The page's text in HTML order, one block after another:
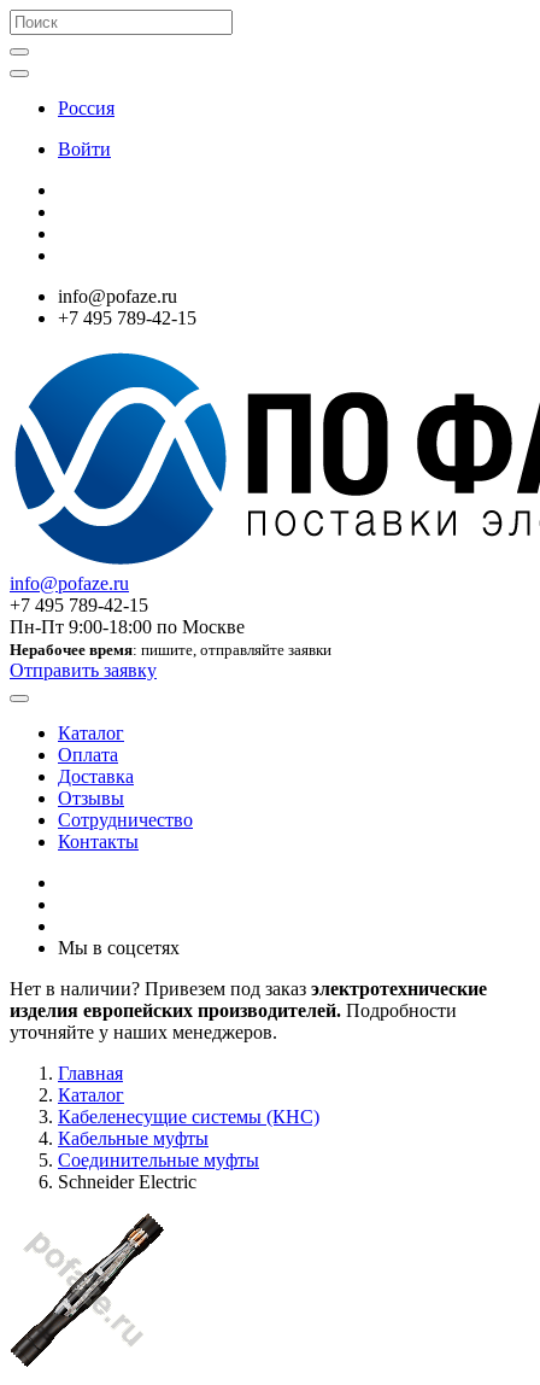
Россия
Войти
info@pofaze.ru
+7 495 789-42-15
info@pofaze.ru
+7 495 789-42-15
Пн-Пт 9:00-18:00 по Москве
Нерабочее время: пишите, отправляйте заявки
Отправить заявку
Каталог
Оплата
Доставка
Отзывы
Сотрудничество
Контакты
Мы в соцсетях
Нет в наличии? Привезем под заказ электротехнические
изделия европейских производителей. Подробности
уточняйте у наших менеджеров.
Главная
Каталог
Кабеленесущие системы (КНС)
Кабельные муфты
Соединительные муфты
Schneider Electric